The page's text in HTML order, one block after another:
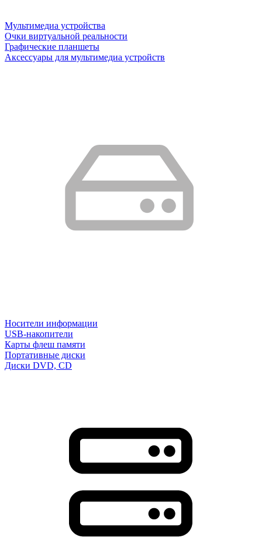
Мультимедиа устройства
Очки виртуальной реальности
Графические планшеты
Аксессуары для мультимедиа устройств
Носители информации
USB-накопители
Карты флеш памяти
Портативные диски
Диски DVD, CD